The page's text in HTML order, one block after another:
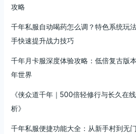
攻略
千年私服自动喝药怎么调？特色系统玩
手快速提升战力技巧
千年月卡服深度体验攻略：低倍复古版
年世界
《侠众道千年｜500倍轻修行与长久在
析》
千年私服便捷功能大全：从新手村到无